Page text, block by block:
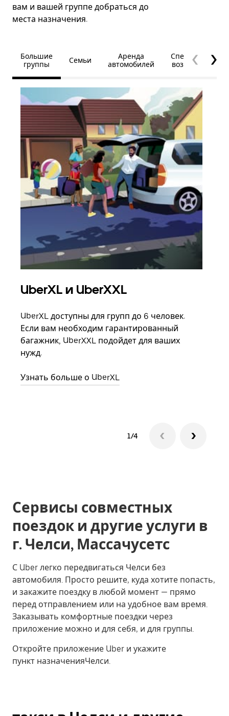
вам и вашей группе добраться до
места назначения.
Большие
группы
Семьи
Аренда
автомобилей
Специальные
возможности
UberXL и UberXXL
UberXL доступны для групп до 6 человек.
Если вам необходим гарантированный
багажник, UberXXL подойдет для ваших
нужд.
Узнать больше о UberXL
1/4
Сервисы совместных
поездок и другие услуги в
г. Челси, Массачусетс
С Uber легко передвигаться Челси без
автомобиля. Просто решите, куда хотите попасть,
и закажите поездку в любой момент — прямо
перед отправлением или на удобное вам время.
Заказывать комфортные поездки через
приложение можно и для себя, и для группы.
Откройте приложение Uber и укажите
пункт назначенияЧелси.